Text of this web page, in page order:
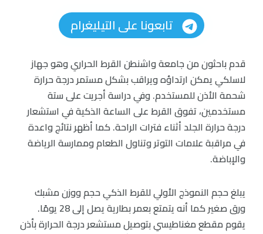
تابعونا على التيليغرام
قدم باحثون من جامعة واشنطن القرط الحراري وهو جهاز
لاسلكي يمكن ارتداؤه ويراقب بشكل مستمر درجة حرارة
شحمة الأذن للمستخدم. وفي دراسة أجريت على ستة
مستخدمين، تفوق القرط على الساعة الذكية في استشعار
درجة حرارة الجلد أثناء فترات الراحة. كما أظهر نتائج واعدة
في مراقبة علامات التوتر وتناول الطعام وممارسة الرياضة
والإباضة.
يبلغ حجم النموذج الأولي للقرط الذكي حجم ووزن مشبك
ورق صغير كما أنه يتمتع بعمر بطارية يصل إلى 28 يومًا.
يقوم مقطع مغناطيسي بتوصيل مستشعر درجة الحرارة بأذن